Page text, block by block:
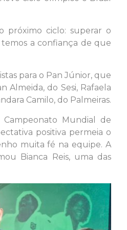
próximo ciclo: superar o
a confiança de que
para o Pan Júnior, que
Almeida, do Sesi, Rafaela
Camilo, do Palmeiras.
Mundial de
positiva permeia o
muita fé na equipe. A
Bianca Reis, uma das